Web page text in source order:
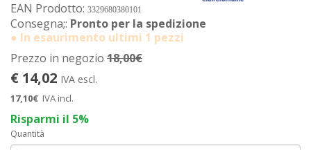
EAN Prodotto: 3329680380101
Consegna;: Pronto per la spedizione
● In esaurimento ultimi 1 pezzi
Prezzo in negozio 18,00€
€ 14,02 IVA escl.
17,10€ IVA incl.
Risparmi il 5%
Quantità